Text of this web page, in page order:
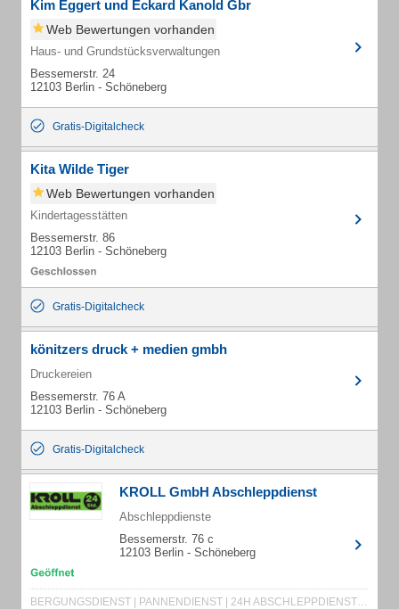
Kim Eggert und Eckard Kanold Gbr
Web Bewertungen vorhanden
Haus- und Grundstücksverwaltungen
Bessemerstr. 24
12103 Berlin - Schöneberg
Gratis-Digitalcheck
Kita Wilde Tiger
Web Bewertungen vorhanden
Kindertagesstätten
Bessemerstr. 86
12103 Berlin - Schöneberg
Gratis-Digitalcheck
könitzers druck + medien gmbh
Druckereien
Bessemerstr. 76 A
12103 Berlin - Schöneberg
Gratis-Digitalcheck
KROLL GmbH Abschleppdienst
Abschleppdienste
Bessemerstr. 76 c
12103 Berlin - Schöneberg
BERGUNGSDIENST | PANNENDIENST | 24H ABSCHLEPPDIENST | SICHERSTELLUNG